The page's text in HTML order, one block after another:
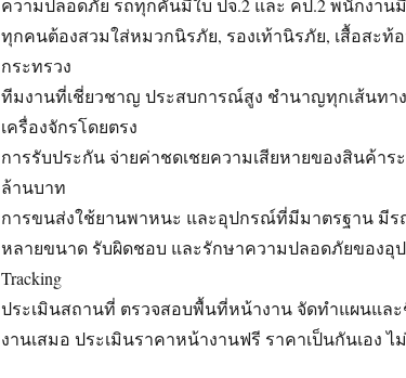
ความปลอดภัย รถทุกคันมีใบ ปจ.2 และ คป.2 พนักงาน
ทุกคนต้องสวมใส่หมวกนิรภัย, รองเท้านิรภัย, เสื้อสะ
กระทรวง
ทีมงานที่เชี่ยวชาญ ประสบการณ์สูง ชำนาญทุกเส้นทา
เครื่องจักรโดยตรง
การรับประกัน จ่ายค่าชดเชยความเสียหายของสินค้าร
ล้านบาท
การขนส่งใช้ยานพาหนะ และอุปกรณ์ที่มีมาตรฐาน มีร
หลายขนาด รับผิดชอบ และรักษาความปลอดภัยของอุ
Tracking
ประเมินสถานที่ ตรวจสอบพื้นที่หน้างาน จัดทำแผนและชี้
งานเสมอ ประเมินราคาหน้างานฟรี ราคาเป็นกันเอง